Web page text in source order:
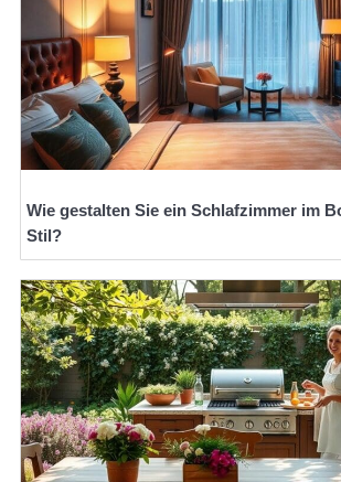
Wie gestalten Sie ein Schlafzimmer im
Stil?